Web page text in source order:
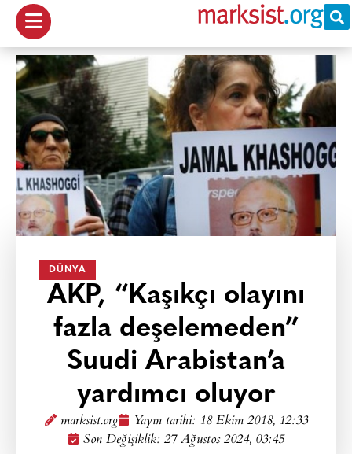
DÜNYA
AKP, “Kaşıkçı olayını
fazla deşelemeden”
Suudi Arabistan’a
yardımcı oluyor
marksist.org Yayın tarihi: 18 Ekim 2018, 12:33
Son Değişiklik: 27 Ağustos 2024, 03:45